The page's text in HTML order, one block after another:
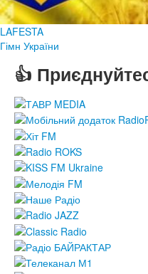
LAFESTA
Гімн України
👍